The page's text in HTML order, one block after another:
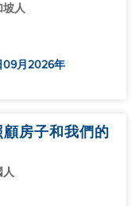
坡人
09月2026年
房子和我們的
人